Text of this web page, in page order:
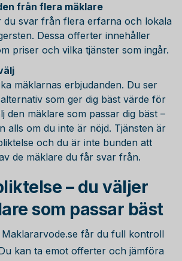
från flera mäklare
du svar från flera erfarna och lokala
Dessa offerter innehåller
priser och vilka tjänster som ingår.
mäklarnas erbjudanden. Du ser
som ger dig bäst värde för
den mäklare som passar dig bäst –
alls om du inte är nöjd. Tjänsten är
och du är inte bunden att
de mäklare du får svar från.
– du väljer
som passar bäst
får du full kontroll
kan ta emot offerter och jämföra